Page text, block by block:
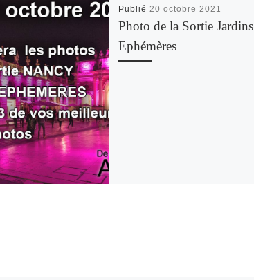
Publié 20 octobre 2021
Photo de la Sortie Jardins
Ephémères